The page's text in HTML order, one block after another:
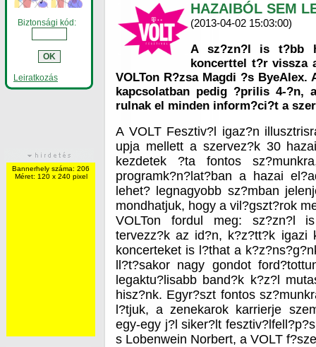
Biztonsági kód:
Leiratkozás
Bannerhely száma: 206
Méret: 120 x 240 pixel
HAZAIBÓL SEM
(2013-04-02 15:03:00)
A sz?zn?l is t?bb
koncerttel t?r vissza
VOLTon R?zsa Magdi ?s
kapcsolatban pedig ?prilis 4-?n,
rulnak el minden inform?ci?t a
A VOLT Fesztiv?l igaz?n
upja mellett a szervez?k 30
kezdetek ?ta fontos
programk?n?lat?ban a hazai
lehet? legnagyobb sz?mban
mondhatjuk, hogy a vil?gszt?rok
VOLTon fordul meg: sz?zn?l
tervezz?k az id?n, k?z?tt?k igazi
koncerteket is l?that a
ll?t?sakor nagy gondot
legaktu?lisabb band?k k?z?l
hisz?nk. Egyr?szt fontos
l?tjuk, a zenekarok karrierje
egy-egy j?l siker?lt
s Lobenwein Norbert, a VOLT